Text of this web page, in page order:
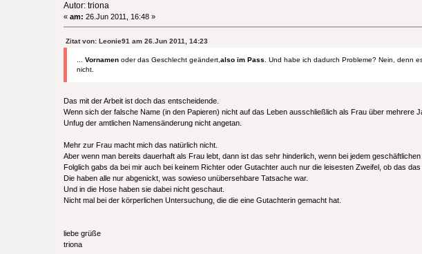
Autor: triona
«am: 26.Jun 2011, 16:48 »
Zitat von: Leonie91 am 26.Jun 2011, 14:23
...Vornamen oder das Geschlecht geändert,also im Pass. Und habe ich dadurch Probleme? Nein, denn
nicht.
Das mit der Arbeit ist doch das entscheidende.
Wenn sich der falsche Name (in den Papieren) nicht auf das Leben ausschließlich als Frau über
Unfug der amtlichen Namensänderung nicht angetan.
Mehr zur Frau macht mich das natürlich nicht.
Aber wenn man bereits dauerhaft als Frau lebt, dann ist das sehr hinderlich, wenn bei jedem
Folglich gabs da bei mir auch bei keinem Richter oder Gutachter auch nur die leisesten Zweifel, ob das
Die haben alle nur abgenickt, was sowieso unübersehbare Tatsache war.
Und in die Hose haben sie dabei nicht geschaut.
Nicht mal bei der körperlichen Untersuchung, die die eine Gutachterin gemacht hat.
liebe grüße
triona